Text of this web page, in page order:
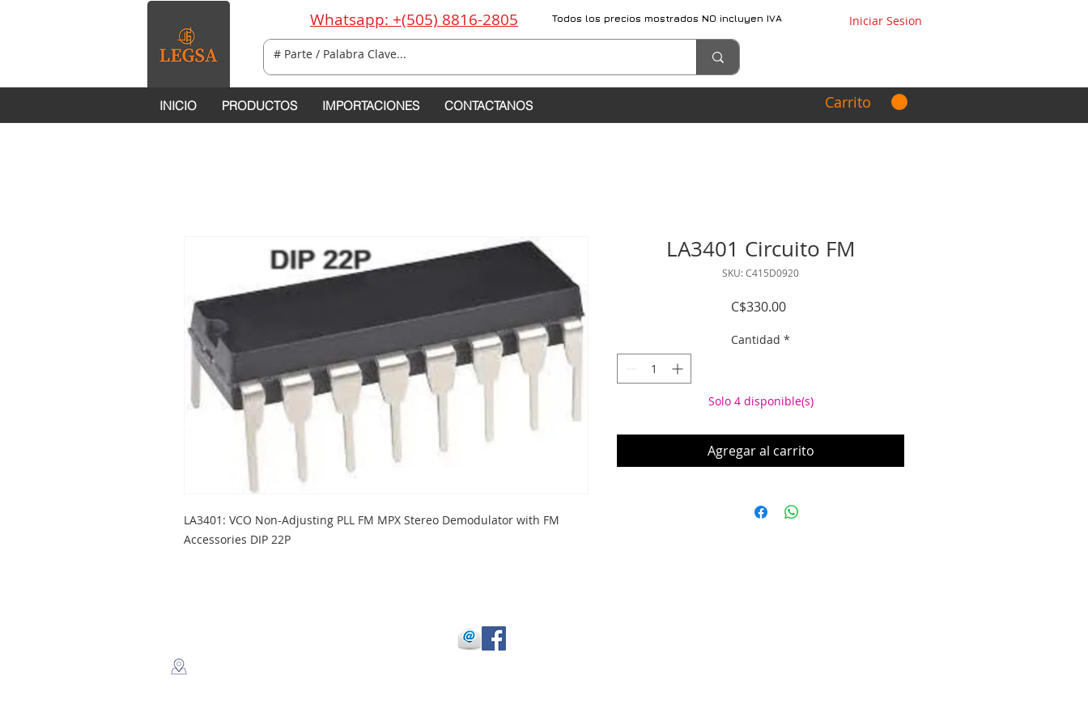
Whatsapp: +(505) 8816-2805 Todos los precios mostrados NO incluyen IVA Iniciar Sesion
INICIO PRODUCTOS IMPORTACIONES CONTACTANOS Carrito
LA3401: VCO Non-Adjusting PLL FM MPX Stereo Demodulator with FM
Accessories DIP 22P
LA3401 Circuito FM
SKU: C415D0920
C$330.00Precio
Cantidad *
Solo 4 disponible(s)
Agregar al carrito